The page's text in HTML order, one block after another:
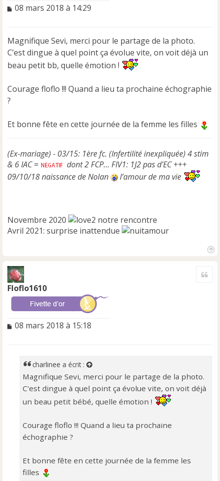
M
s
a
g
e
n
08 mars 2018 à 14:29
Magnifique Sevi, merci pour le partage de la photo.
C’est dingue à quel point ça évolue vite, on voit déjà un
beau petit bb, quelle émotion !
Courage floflo !!! Quand a lieu ta prochaine échographie
?
Et bonne fête en cette journée de la femme les filles
(Ex-mariage) - 03/15: 1ère fc. (Infertilité inexpliquée) 4 stim
& 6 IAC =
dont 2 FCP… FIV1: 1J2 pas d'EC +++
09/10/18 naissance de Nolan
l’amour de ma vie
Novembre 2020
notre rencontre
Avril 2021: surprise inattendue
Floflo1610
M
08 mars 2018 à 15:18
charlinee a écrit :
Magnifique Sevi, merci pour le partage de la photo.
C’est dingue à quel point ça évolue vite, on voit déjà
un beau petit bébé, quelle émotion !
Courage floflo !!! Quand a lieu ta prochaine
échographie ?
Et bonne fête en cette journée de la femme les
filles